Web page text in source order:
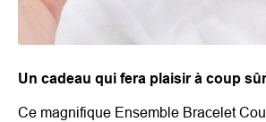
Un cadeau qui fera plaisir à coup sûr
Ce magnifique Ensemble Bracelet